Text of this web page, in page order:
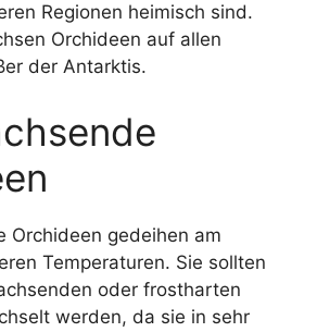
Regionen heimisch sind.
Orchideen auf allen
der Antarktis.
Orchideen gedeihen am
Temperaturen. Sie sollten
oder frostharten
werden, da sie in sehr